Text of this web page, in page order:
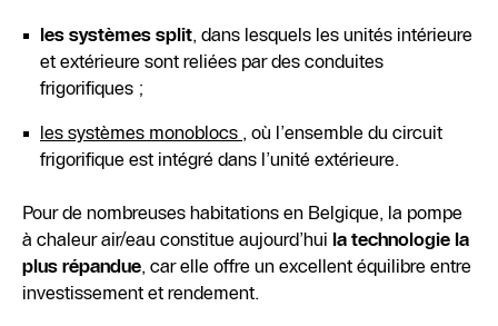
les systèmes split, dans lesquels les unités intérieure
et extérieure sont reliées par des conduites
frigorifiques ;
les systèmes monoblocs , où l’ensemble du circuit
frigorifique est intégré dans l’unité extérieure.
Pour de nombreuses habitations en Belgique, la pompe
à chaleur air/eau constitue aujourd’hui la technologie la
plus répandue, car elle offre un excellent équilibre entre
investissement et rendement.